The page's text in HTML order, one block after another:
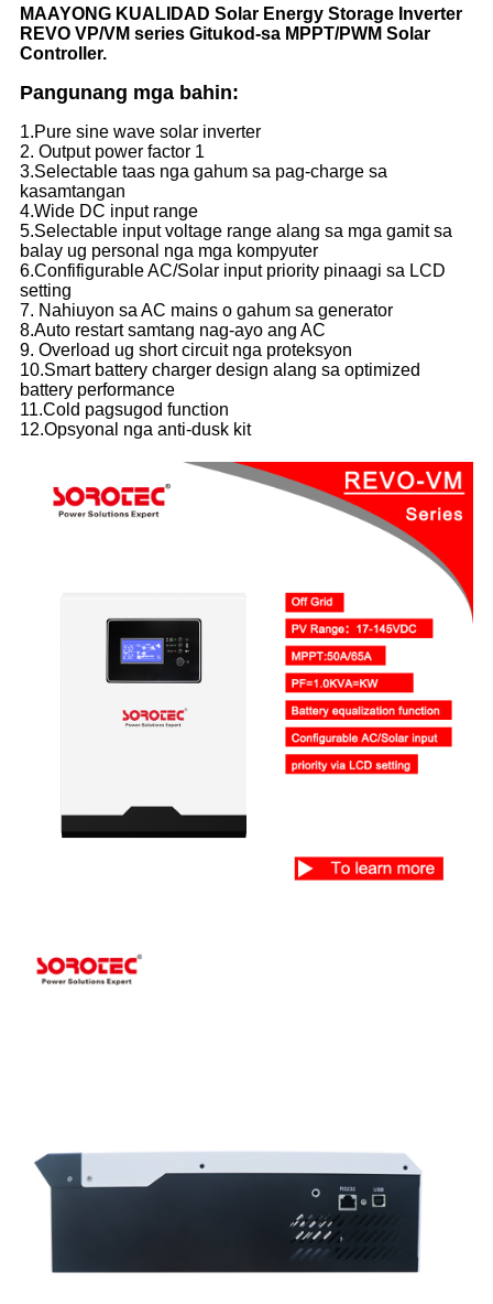
MAAYONG KUALIDAD Solar Energy Storage Inverter
REVO VP/VM series Gitukod-sa MPPT/PWM Solar
Controller.
Pangunang mga bahin:
1.Pure sine wave solar inverter
2. Output power factor 1
3.Selectable taas nga gahum sa pag-charge sa
kasamtangan
4.Wide DC input range
5.Selectable input voltage range alang sa mga gamit sa
balay ug personal nga mga kompyuter
6.Confifigurable AC/Solar input priority pinaagi sa LCD
setting
7. Nahiuyon sa AC mains o gahum sa generator
8.Auto restart samtang nag-ayo ang AC
9. Overload ug short circuit nga proteksyon
10.Smart battery charger design alang sa optimized
battery performance
11.Cold pagsugod function
12.Opsyonal nga anti-dusk kit